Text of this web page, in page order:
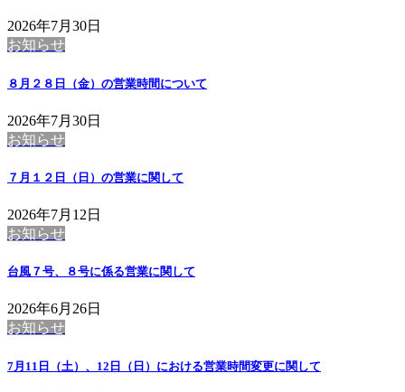
2026年7月30日
お知らせ
８月２８日（金）の営業時間について
2026年7月30日
お知らせ
７月１２日（日）の営業に関して
2026年7月12日
お知らせ
台風７号、８号に係る営業に関して
2026年6月26日
お知らせ
7月11日（土）、12日（日）における営業時間変更に関して